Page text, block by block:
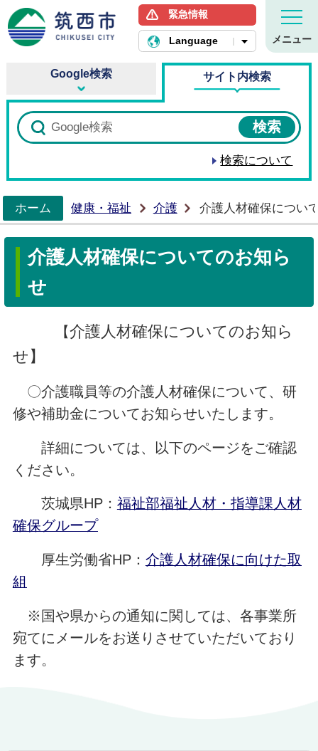
筑西市ホームページ
緊急情報
Language メニュー
Google検索 サイト内検索
検索について
ホーム
健康・福祉 介護 介護人材確保につい
介護人材確保についてのお知ら
せ
【介護人材確保についてのお知ら
せ】
〇介護職員等の介護人材確保について、研
修や補助金についてお知らせいたします。
詳細については、以下のページをご確認
ください。
茨城県HP： 福祉部福祉人材・指導課人材
確保グループ
厚生労働省HP： 介護人材確保に向けた取
組
※国や県からの通知に関しては、各事業所
宛てにメールをお送りさせていただいており
ます。